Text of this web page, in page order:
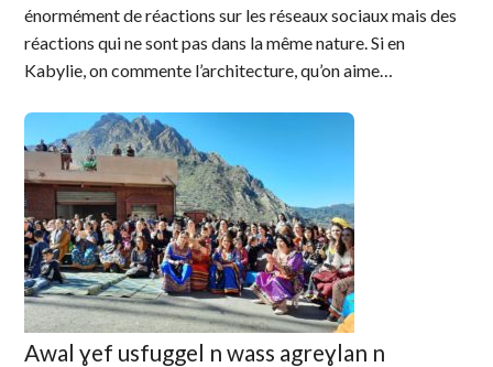
énormément de réactions sur les réseaux sociaux mais des
réactions qui ne sont pas dans la même nature. Si en
Kabylie, on commente l’architecture, qu’on aime…
Awal ɣef usfuggel n wass agreɣlan n